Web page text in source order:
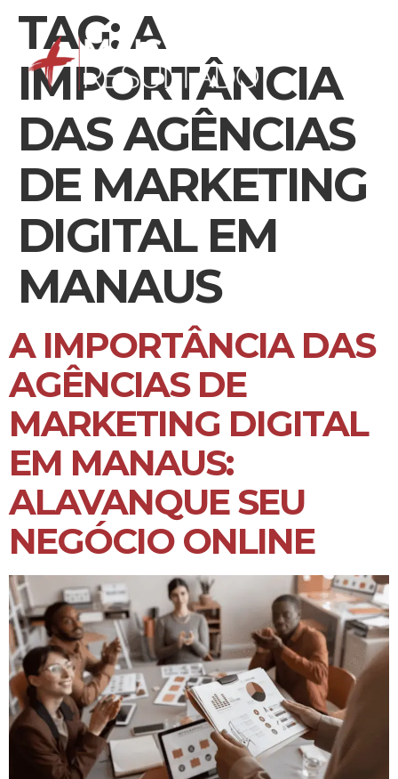
TAG:A
IMPORTÂNCIA
DAS AGÊNCIAS
DE MARKETING
DIGITAL EM
MANAUS
A IMPORTÂNCIA DAS
AGÊNCIAS DE
MARKETING DIGITAL
EM MANAUS:
ALAVANQUE SEU
NEGÓCIO ONLINE